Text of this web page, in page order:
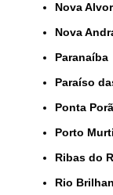
Nova
Nova
Paranaíba
Paraíso
Ponta Porã
Porto
Ribas do
Rio